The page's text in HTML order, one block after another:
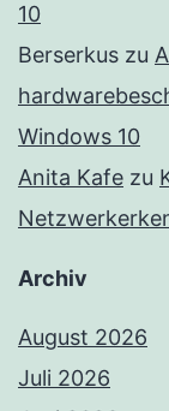
10
Berserkus zu
Windows 10
Anita Kafe zu
Archiv
August 2026
Juli 2026